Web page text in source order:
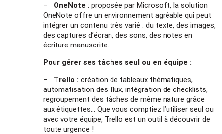
–
OneNote : proposée par Microsoft, la solution
OneNote offre un environnement agréable qui peut
intégrer un contenu très varié : du texte, des images,
des captures d’écran, des sons, des notes en
écriture manuscrite…
Pour gérer ses tâches seul ou en équipe :
–
Trello :création de tableaux thématiques,
automatisation des flux, intégration de checklists,
regroupement des tâches de même nature grâce
aux étiquettes… Que vous comptiez l’utiliser seul ou
avec votre équipe, Trello est un outil à découvrir de
toute urgence !